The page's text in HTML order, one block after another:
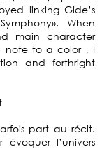
linking Gide’s
When
main character
note to a color , I
and forthright
part au récit.
évoquer l’univers